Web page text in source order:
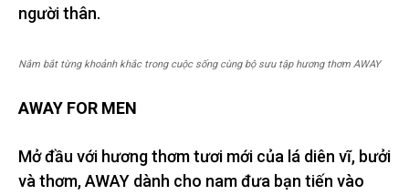
người thân.
Nắm bắt từng khoảnh khắc trong cuộc sống cùng bộ sưu tập hương thơm AWAY
AWAY FOR MEN
Mở đầu với hương thơm tươi mới của lá diên vĩ, bưởi
và thơm, AWAY dành cho nam đưa bạn tiến vào